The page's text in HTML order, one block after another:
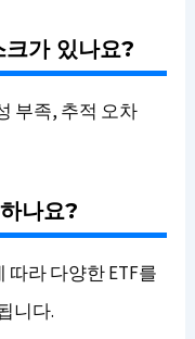
가 있나요?
부족, 추적 오차
나요?
따라 다양한 ETF를
니다.